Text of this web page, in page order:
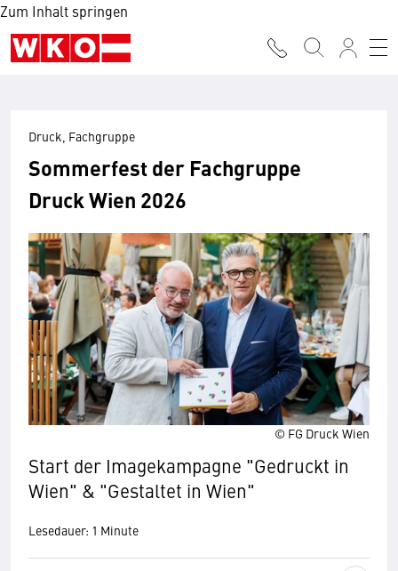
Zum Inhalt springen
© FG Druck Wien
Druck, Fachgruppe
Sommerfest der Fachgruppe
Druck Wien 2026
Start der Imagekampagne "Gedruckt in
Wien" & "Gestaltet in Wien"
Lesedauer: 1 Minute